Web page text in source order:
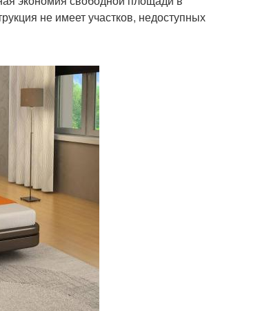
не имеет участков, недоступных